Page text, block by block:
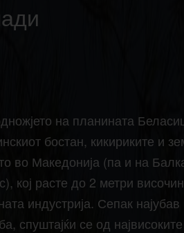
на планината
бостан, кикириките и
во Македонија (па и на
кој расте до 2 метри
индустрија. Сепак
спуштајќи се од